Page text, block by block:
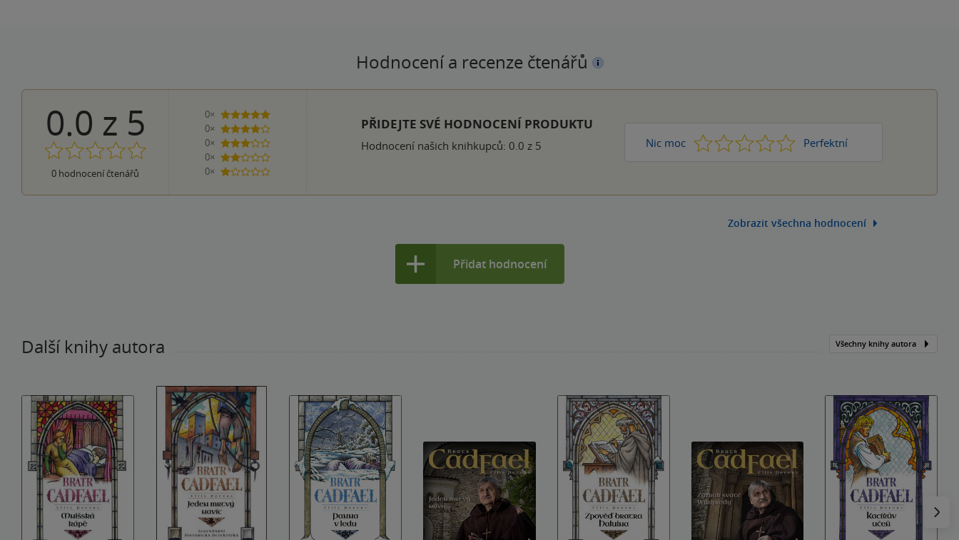
Hodnocení a recenze čtenářů
0.0 z 5
0 hodnocení čtenářů
0×
5 hvězdiček
0×
4 hvězdičky
0×
3 hvězdičky
0×
2 hvězdičky
0×
1 hvezdička
PŘIDEJTE SVÉ HODNOCENÍ PRODUKTU
Hodnocení našich knihkupců: 0.0 z 5 Nic moc 1 2 3 4 Perfektní
5
Zobrazit všechna hodnocení
Přidat hodnocení
Další knihy autora Všechny knihy autora